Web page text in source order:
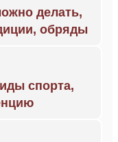
делать,
обряды
спорта,